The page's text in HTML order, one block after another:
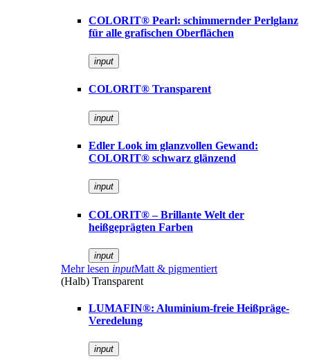
COLORIT® Pearl: schimmernder Perlglanz
für alle grafischen Oberflächen
input
COLORIT® Transparent
input
Edler Look im glanzvollen Gewand:
COLORIT® schwarz glänzend
input
COLORIT® – Brillante Welt der
heißgeprägten Farben
input
Mehr lesen inputMatt & pigmentiert
(Halb) Transparent
LUMAFIN®: Aluminium-freie Heißpräge-
Veredelung
input